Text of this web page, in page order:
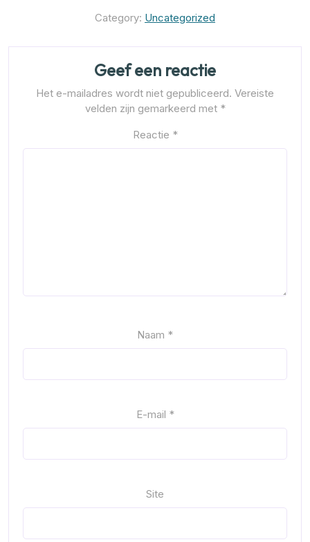
Category: Uncategorized
Geef een reactie
Het e-mailadres wordt niet gepubliceerd. Vereiste
velden zijn gemarkeerd met *
Reactie *
Naam *
E-mail *
Site